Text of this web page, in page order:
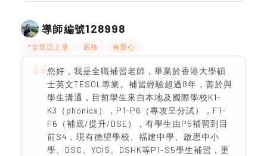
導師編號128998
*全英語上堂 嚴格 有愛心
您好，我是全職補習老師，畢業於香港大學碩
士英文TESOL專業。補習經驗超過8年，善於與
學生溝通，目前學生來自本地及國際學校K1-
K3（phonics），P1-P6（專攻呈分試），F1-
F6（補底/提升/DSE），有學生由P5補習到目
前S4，現有德望學校、福建中學、啟思中小
學、DSC、YCIS、DSHK等P1-S5學生補習，更